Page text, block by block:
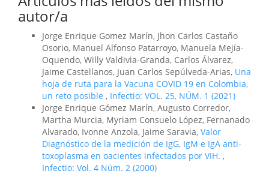
autor/a
Jorge Enrique Gomez Marín, Jhon Carlos Castaño
Osorio, Manuel Alfonso Patarroyo, Manuela Mejía-
Oquendo, Willy Valdivia-Granda, Carlos Álvarez,
Jaime Castellanos, Juan Carlos Sepúlveda-Arias, Una
hoja de ruta para la Vacuna COVID 19 en Colombia,
un reto posible , Infectio: VOL. 25, NÚM. 1 (2021)
Jorge Enrique Gómez Marín, Augusto Corredor,
Martha Murcia, Myriam Consuelo López, Fernanado
Alvarado, Ivonne Anzola, Jaime Saravia, Valor
Diagnóstico de la medición de IgG, IgM e IgA anti-
toxoplasma en oacientes infectados por VIH. ,
Infectio: Vol. 4 Núm. 2 (2000)